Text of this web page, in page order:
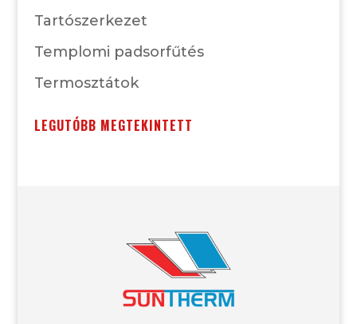
Tartószerkezet
Templomi padsorfűtés
Termosztátok
LEGUTÓBB MEGTEKINTETT